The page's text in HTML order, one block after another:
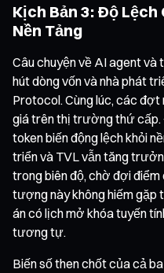
Kịch Bản 3: Độ Lệch
Nền Tảng
Câu chuyện về AI agent
hút dòng vốn và nhà phát
Protocol. Cùng lúc, các
giá trên thị trường thứ cấp.
token biến động lệch khỏi
triển và TVL vẫn tăng
trong biên độ, chờ đợi
tượng này không hiếm
án có lịch mở khóa tuyến
tương tự.
Biến số then chốt của cả